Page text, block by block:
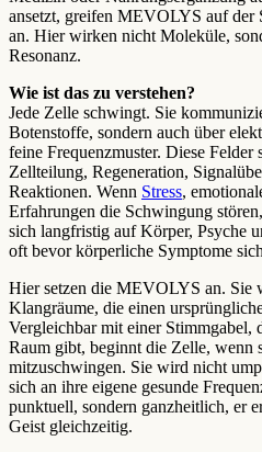
ansetzt, greifen MEVOLYS auf der
an. Hier wirken nicht Moleküle,
Resonanz.
Wie ist das zu verstehen?
Jede Zelle schwingt. Sie
Botenstoffe, sondern auch über
feine Frequenzmuster. Diese Felder
Zellteilung, Regeneration,
Reaktionen. Wenn Stress,
Erfahrungen die Schwingung
sich langfristig auf Körper, Psyche
oft bevor körperliche Symptome
Hier setzen die MEVOLYS an. Sie
Klangräume, die einen
Vergleichbar mit einer Stimmgabel,
Raum gibt, beginnt die Zelle, wenn
mitzuschwingen. Sie wird nicht
sich an ihre eigene gesunde
punktuell, sondern ganzheitlich, er
Geist gleichzeitig.